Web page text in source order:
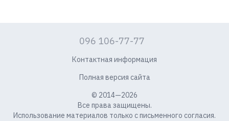
096 106-77-77
Контактная информация
Полная версия сайта
© 2014—2026
Все права защищены.
Использование материалов только с письменного согласия.